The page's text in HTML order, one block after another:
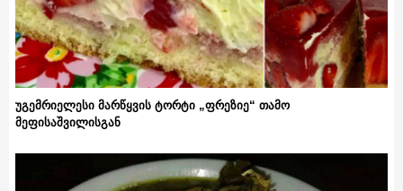
უგემრიელესი მარწყვის ტორტი „ფრეზიე“ თამო
მეფისაშვილისგან